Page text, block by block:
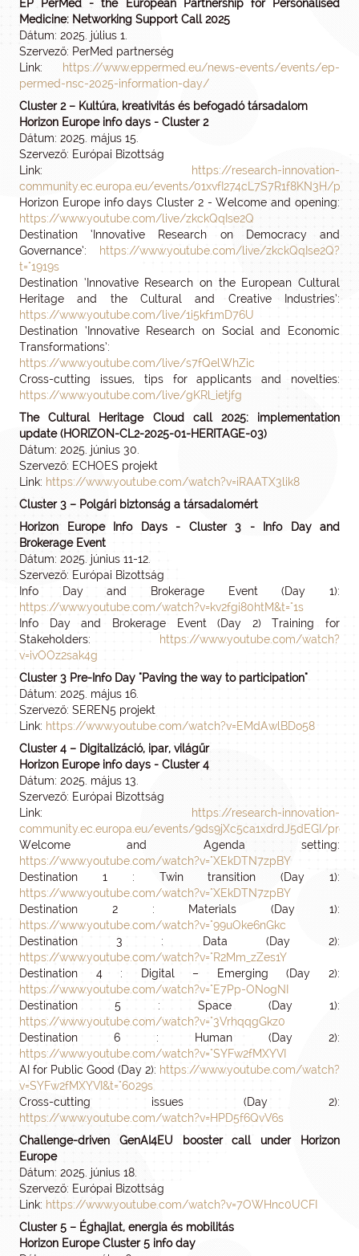
EP PerMed - the European Partnership for Personalised
Medicine: Networking Support Call 2025
Dátum: 2025. július 1.
Szervező: PerMed partnerség
Link:
https://www.eppermed.eu/news-events/events/ep-
permed-nsc-2025-information-day/
Cluster 2 – Kultúra, kreativitás és befogadó társadalom
Horizon Europe info days - Cluster 2
Dátum: 2025. május 15.
Szervező: Európai Bizottság
Link:
https://research-innovation-
community.ec.europa.eu/events/01xvfI274cL7S7R1f8KN3H/
Horizon Europe info days Cluster 2 - Welcome and opening:
https://www.youtube.com/live/zkckQqIse2Q
Destination ‘Innovative Research on Democracy and
Governance’:
https://www.youtube.com/live/zkckQqIse2Q?
t="1919s
Destination ‘Innovative Research on the European Cultural
Heritage and the Cultural and Creative Industries’:
https://www.youtube.com/live/1i5kf1mD76U
Destination ‘Innovative Research on Social and Economic
Transformations’:
https://www.youtube.com/live/s7fQelWhZic
Cross-cutting issues, tips for applicants and novelties:
https://www.youtube.com/live/gKRl_ietjfg
The Cultural Heritage Cloud call 2025: implementation
update (HORIZON-CL2-2025-01-HERITAGE-03)
Dátum: 2025. június 30.
Szervező: ECHOES projekt
Link: https://www.youtube.com/watch?v=iRAATX3lik8
Cluster 3 – Polgári biztonság a társadalomért
Horizon Europe Info Days - Cluster 3 - Info Day and
Brokerage Event
Dátum: 2025. június 11-12.
Szervező: Európai Bizottság
Info Day and Brokerage Event (Day 1):
https://www.youtube.com/watch?v=kv2fgi80htM&t="1s
Info Day and Brokerage Event (Day 2) Training for
Stakeholders:
https://www.youtube.com/watch?
v=ivOOz2sak4g
Cluster 3 Pre-Info Day "Paving the way to participation"
Dátum: 2025. május 16.
Szervező: SEREN5 projekt
Link: https://www.youtube.com/watch?v=EMdAwlBDo58
Cluster 4 – Digitalizáció, ipar, világűr
Horizon Europe info days - Cluster 4
Dátum: 2025. május 13.
Szervező: Európai Bizottság
Link:
https://research-innovation-
community.ec.europa.eu/events/9ds9jXc5ca1xdrdJ5dEGI/
Welcome and Agenda setting:
https://www.youtube.com/watch?v="XEkDTN7zpBY
Destination 1 : Twin transition (Day 1):
https://www.youtube.com/watch?v="XEkDTN7zpBY
Destination 2 : Materials (Day 1):
https://www.youtube.com/watch?v="99uOke6nGkc
Destination 3 : Data (Day 2):
https://www.youtube.com/watch?v="R2Mm_zZes1Y
Destination 4 : Digital – Emerging (Day 2):
https://www.youtube.com/watch?v="E7Pp-ONogNI
Destination 5 : Space (Day 1):
https://www.youtube.com/watch?v="3VrhqqgGkz0
Destination 6 : Human (Day 2):
https://www.youtube.com/watch?v="SYFw2fMXYVI
AI for Public Good (Day 2): https://www.youtube.com/watch?
v=SYFw2fMXYVI&t="6029s
Cross-cutting issues (Day 2):
https://www.youtube.com/watch?v=HPD5f6QvV6s
Challenge-driven GenAI4EU booster call under Horizon
Europe
Dátum: 2025. június 18.
Szervező: Európai Bizottság
Link: https://www.youtube.com/watch?v=7OWHnc0UCFI
Cluster 5 – Éghajlat, energia és mobilitás
Horizon Europe Cluster 5 info day